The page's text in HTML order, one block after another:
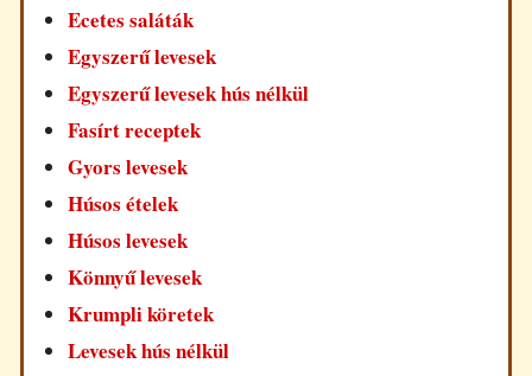
Ecetes saláták
Egyszerű levesek
Egyszerű levesek hús nélkül
Fasírt receptek
Gyors levesek
Húsos ételek
Húsos levesek
Könnyű levesek
Krumpli köretek
Levesek hús nélkül